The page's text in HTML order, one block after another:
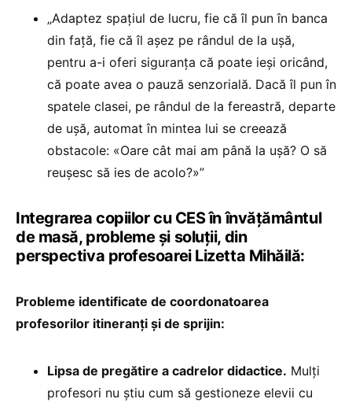
„Adaptez spațiul de lucru, fie că îl pun în banca
din față, fie că îl așez pe rândul de la ușă,
pentru a-i oferi siguranța că poate ieși oricând,
că poate avea o pauză senzorială. Dacă îl pun în
spatele clasei, pe rândul de la fereastră, departe
de ușă, automat în mintea lui se creează
obstacole: «Oare cât mai am până la ușă? O să
reușesc să ies de acolo?»”
Integrarea copiilor cu CES în învățământul
de masă, probleme și soluții, din
perspectiva profesoarei Lizetta Mihăilă:
Probleme identificate de coordonatoarea
profesorilor itineranți și de sprijin:
Lipsa de pregătire a cadrelor didactice. Mulți
profesori nu știu cum să gestioneze elevii cu